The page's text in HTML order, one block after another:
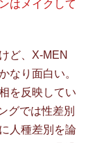
はメイクして
ど、X-MEN
なり面白い。
を反映してい
グでは性差別
人種差別を論